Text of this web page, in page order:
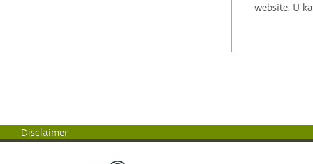
website. U
Disclaimer